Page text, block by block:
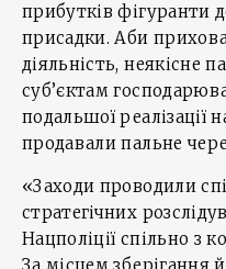
прибутків фігуранти
присадки. Аби
діяльність, неякісне
суб’єктам
подальшої реалізації
продавали пальне
«Заходи проводили
стратегічних
Нацполіції спільно з